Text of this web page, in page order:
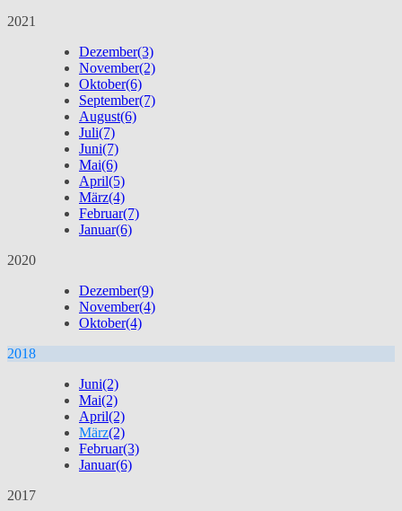
2021
Dezember(3)
November(2)
Oktober(6)
September(7)
August(6)
Juli(7)
Juni(7)
Mai(6)
April(5)
März(4)
Februar(7)
Januar(6)
2020
Dezember(9)
November(4)
Oktober(4)
2018
Juni(2)
Mai(2)
April(2)
März(2)
Februar(3)
Januar(6)
2017